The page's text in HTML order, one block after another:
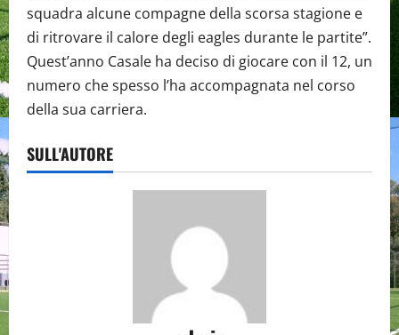
squadra alcune compagne della scorsa stagione e
di ritrovare il calore degli eagles durante le partite”.
Quest’anno Casale ha deciso di giocare con il 12, un
numero che spesso l’ha accompagnata nel corso
della sua carriera.
SULL'AUTORE